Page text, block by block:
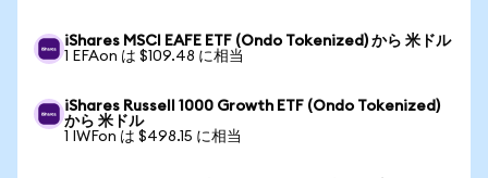
iShares MSCI EAFE ETF (Ondo Tokenized) から 米ドル
1 EFAon は $109.48 に相当
iShares Russell 1000 Growth ETF (Ondo Tokenized)
から 米ドル
1 IWFon は $498.15 に相当